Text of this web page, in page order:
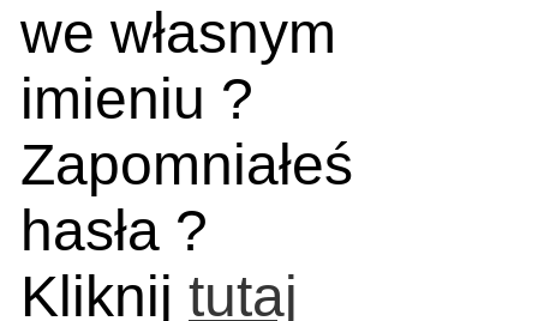
we własnym
imieniu ?
Zapomniałeś
hasła ?
Kliknij tutaj